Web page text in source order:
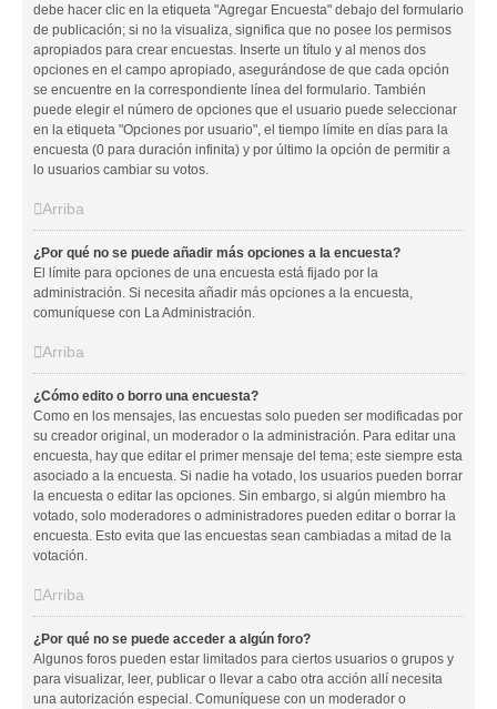
debe hacer clic en la etiqueta "Agregar Encuesta" debajo del formulario
de publicación; si no la visualiza, significa que no posee los permisos
apropiados para crear encuestas. Inserte un título y al menos dos
opciones en el campo apropiado, asegurándose de que cada opción
se encuentre en la correspondiente línea del formulario. También
puede elegir el número de opciones que el usuario puede seleccionar
en la etiqueta "Opciones por usuario", el tiempo límite en días para la
encuesta (0 para duración infinita) y por último la opción de permitir a
lo usuarios cambiar su votos.
Arriba
¿Por qué no se puede añadir más opciones a la encuesta?
El límite para opciones de una encuesta está fijado por la
administración. Si necesita añadir más opciones a la encuesta,
comuníquese con La Administración.
Arriba
¿Cómo edito o borro una encuesta?
Como en los mensajes, las encuestas solo pueden ser modificadas por
su creador original, un moderador o la administración. Para editar una
encuesta, hay que editar el primer mensaje del tema; este siempre esta
asociado a la encuesta. Si nadie ha votado, los usuarios pueden borrar
la encuesta o editar las opciones. Sin embargo, si algún miembro ha
votado, solo moderadores o administradores pueden editar o borrar la
encuesta. Esto evita que las encuestas sean cambiadas a mitad de la
votación.
Arriba
¿Por qué no se puede acceder a algún foro?
Algunos foros pueden estar limitados para ciertos usuarios o grupos y
para visualizar, leer, publicar o llevar a cabo otra acción allí necesita
una autorización especial. Comuníquese con un moderador o